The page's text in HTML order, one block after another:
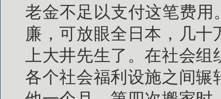
老金不足以支付这笔费用
廉，可放眼全日本，几
上大井先生了。在社会
各个社会福利设施之间